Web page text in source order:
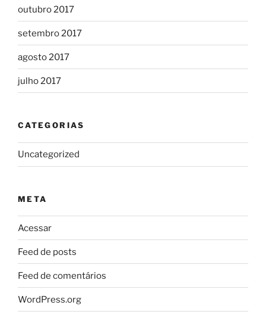
outubro 2017
setembro 2017
agosto 2017
julho 2017
CATEGORIAS
Uncategorized
META
Acessar
Feed de posts
Feed de comentários
WordPress.org